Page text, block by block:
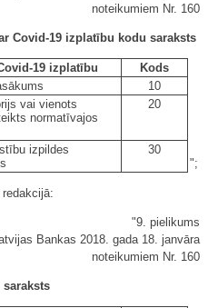
noteikumiem Nr. 160
Covid-19 izplatību kodu saraksts
19 izplatību
Kods
10
vai vienots
normatīvajos
20
izpildes
30
";
"9. pielikums
Bankas 2018. gada 18. janvāra
noteikumiem Nr. 160